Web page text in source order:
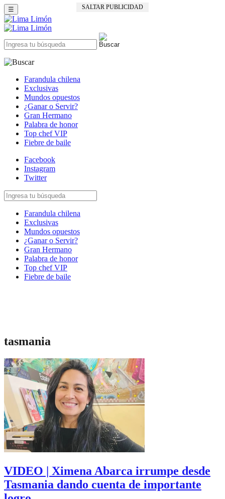
SALTAR PUBLICIDAD
☰
Farandula chilena
Exclusivas
Mundos opuestos
¿Ganar o Servir?
Gran Hermano
Palabra de honor
Top chef VIP
Fiebre de baile
Facebook
Instagram
Twitter
Farandula chilena
Exclusivas
Mundos opuestos
¿Ganar o Servir?
Gran Hermano
Palabra de honor
Top chef VIP
Fiebre de baile
tasmania
VIDEO | Ximena Abarca irrumpe desde
Tasmania dando cuenta de importante